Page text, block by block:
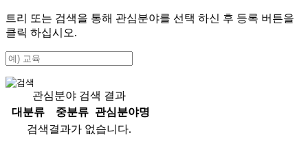
트리 또는 검색을 통해 관심분야를 선택 하신 후 등록 버튼을
클릭 하십시오.
관심분야 검색 결과
대분류
중분류
관심분야명
검색결과가 없습니다.